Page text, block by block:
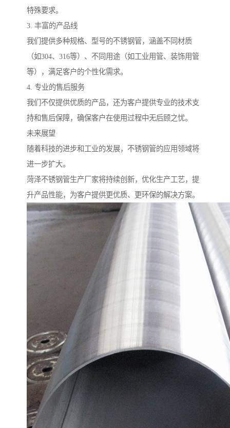
特殊要求。
3. 丰富的产品线
我们提供多种规格、型号的不锈钢管，涵盖不同材质
（如304、316等）、不同用途（如工业用管、装饰用管
等），满足客户的个性化需求。
4. 专业的售后服务
我们不仅提供优质的产品，还为客户提供专业的技术支
持和售后保障，确保客户在使用过程中无后顾之忧。
未来展望
随着科技的进步和工业的发展，不锈钢管的应用领域将
进一步扩大。
菏泽不锈钢管生产厂家将持续创新，优化生产工艺，提
升产品性能，为客户提供更优质、更环保的解决方案。